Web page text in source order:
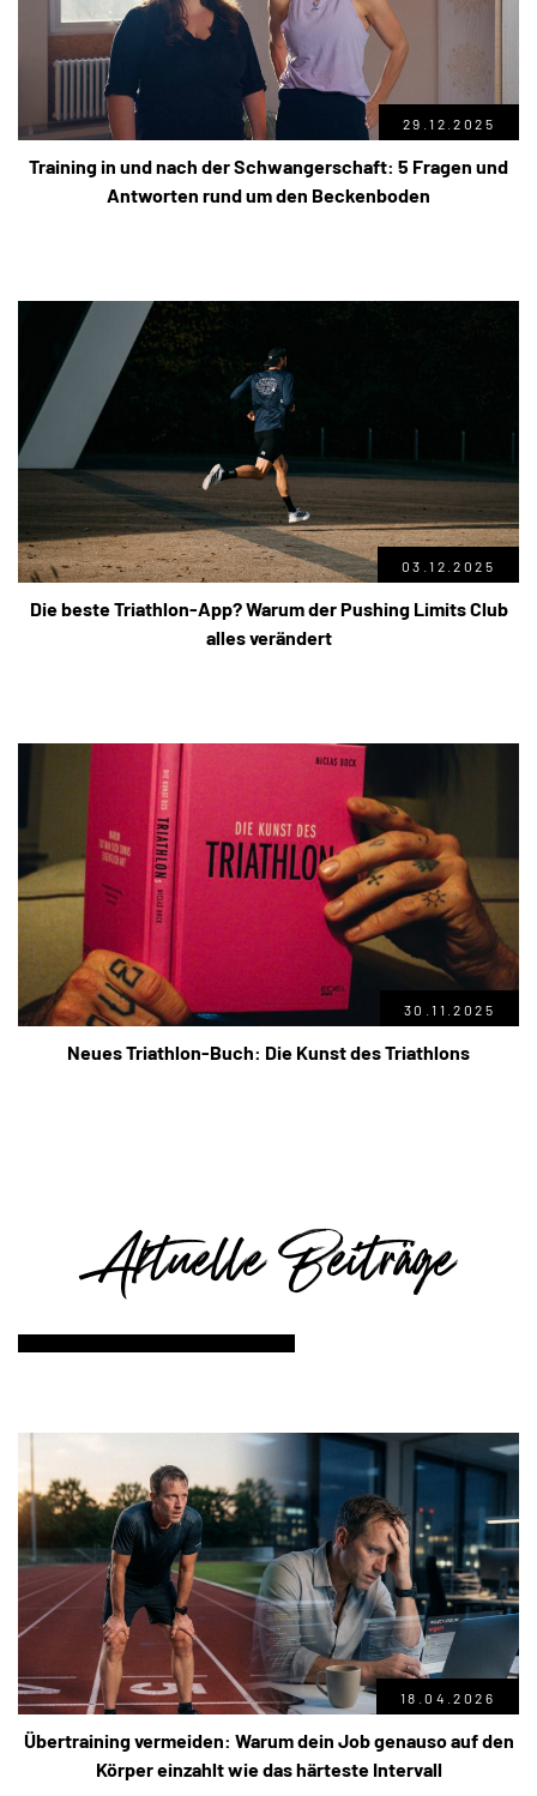
29.12.2025
Training in und nach der Schwangerschaft: 5 Fragen und
Antworten rund um den Beckenboden
03.12.2025
Die beste Triathlon-App? Warum der Pushing Limits Club
alles verändert
30.11.2025
Neues Triathlon-Buch: Die Kunst des Triathlons
Aktuelle Beiträge
18.04.2026
Übertraining vermeiden: Warum dein Job genauso auf den
Körper einzahlt wie das härteste Intervall